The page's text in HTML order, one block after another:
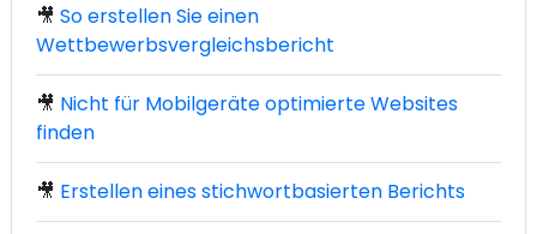
🎥 So erstellen Sie einen
Wettbewerbsvergleichsbericht
🎥 Nicht für Mobilgeräte optimierte Websites
finden
🎥 Erstellen eines stichwortbasierten Berichts